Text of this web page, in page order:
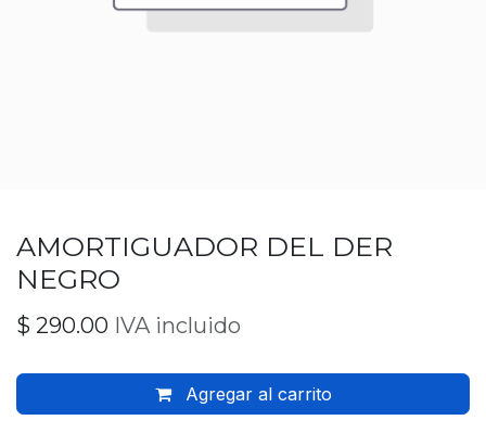
AMORTIGUADOR DEL DER
NEGRO
$ 290.00 IVA incluido
Agregar al carrito